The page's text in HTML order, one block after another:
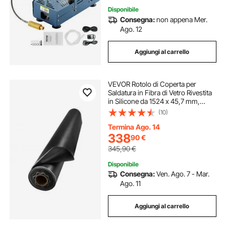
Disponibile
Consegna:non appena Mer.
Ago. 12
Aggiungi al carrello
VEVOR Rotolo di Coperta per
Saldatura in Fibra di Vetro Rivestita
in Silicone da 1524 x 45,7 mm,
Coperta di Protezione Resistente al
Calore max. 982°C, Tappeto
Ignifugo Protettivo per Saldatura
(10)
Termina Ago. 14
33890€
345,90€
Disponibile
Consegna:Ven. Ago. 7 - Mar.
Ago. 11
Aggiungi al carrello